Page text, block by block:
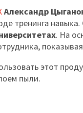
Александр
тренинга
. На
этот
пыли.